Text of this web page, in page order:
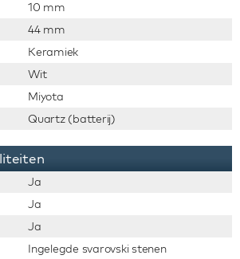
10 mm
44 mm
Keramiek
Wit
Miyota
Quartz (batterij)
Ja
Ja
Ja
Ingelegde svarovski stenen